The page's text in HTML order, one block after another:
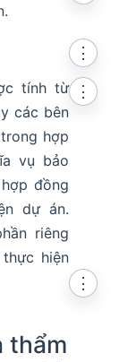
⋮
tính từ
các bên
hợp
vụ bảo
đồng
dự án.
riêng
hiện
⋮
thẩm
⋮